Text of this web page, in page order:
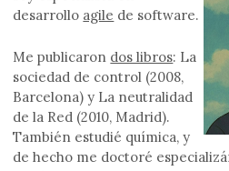
desarrollo agile de software.
Me publicaron dos libros: La
sociedad de control (2008,
Barcelona) y La neutralidad
de la Red (2010, Madrid).
También estudié química, y
de hecho me doctoré